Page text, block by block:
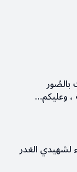
بالصُور
وعليكم…
لشهيدي الغدر